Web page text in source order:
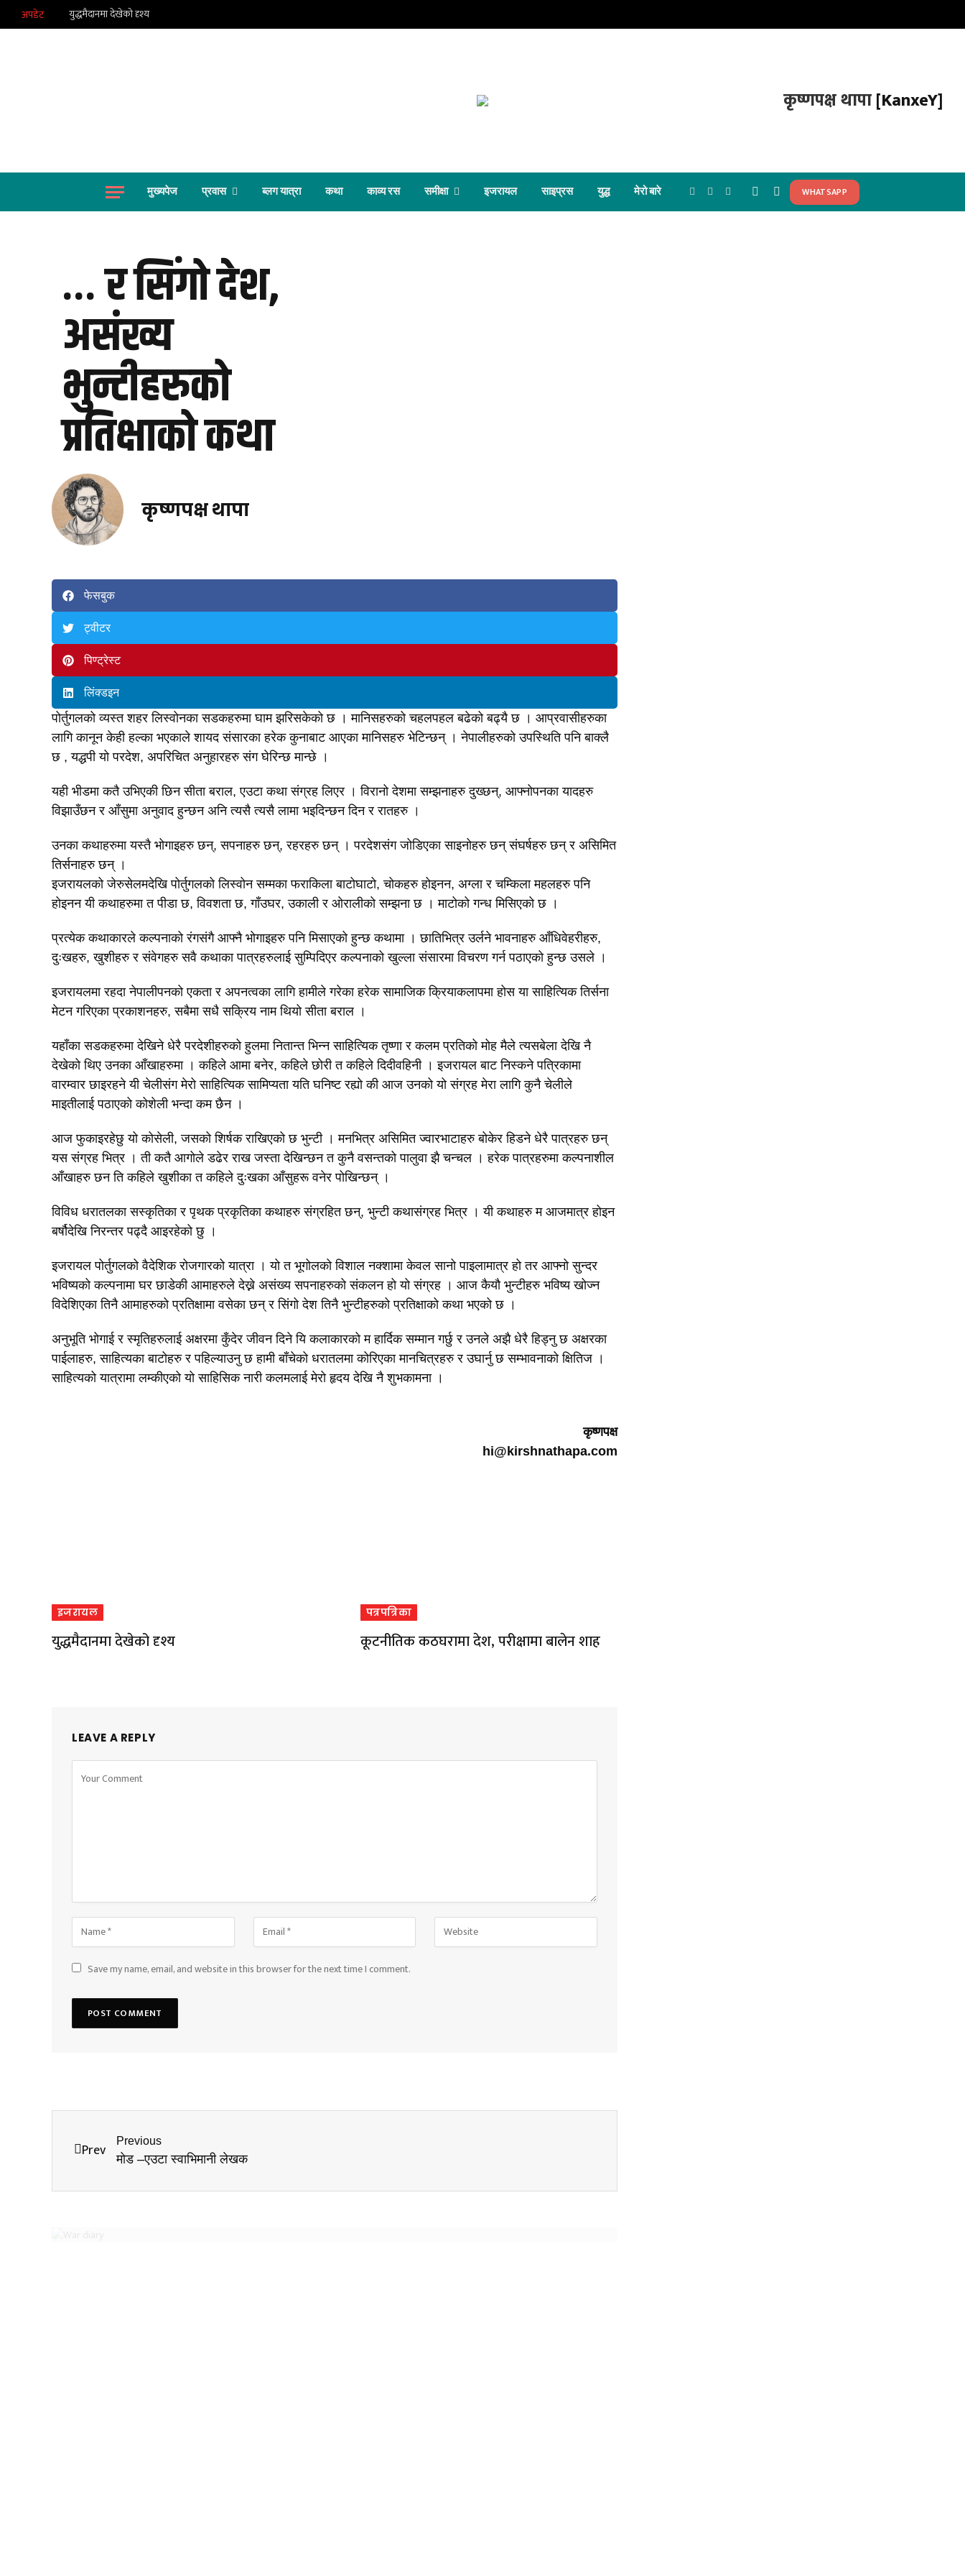
अपडेट युद्धमैदानमा देखेको दृश्य
कृष्णपक्ष थापा[KanxeY]
मुख्यपेज प्रवास ब्लग यात्रा कथा काव्य रस समीक्षा इजरायल साइप्रस युद्ध मेरो बारे Facebook
X
(Twitter)
Instagram WHATSAPP
… र सिंगो देश,
असंख्य
भुन्टीहरुको
प्रतिक्षाको कथा
कृष्णपक्ष थापा
फेसबुक
ट्वीटर
पिण्ट्रेस्ट
लिंक्डइन
पोर्तुगलको व्यस्त शहर लिस्वोनका सडकहरुमा घाम झरिसकेको छ । मानिसहरुको चहलपहल बढेको बढ्यै छ । आप्रवासीहरुका
लागि कानून केही हल्का भएकाले शायद संसारका हरेक कुनाबाट आएका मानिसहरु भेटिन्छन् । नेपालीहरुको उपस्थिति पनि बाक्लै
छ , यद्धपी यो परदेश, अपरिचित अनुहारहरु संग घेरिन्छ मान्छे ।
यही भीडमा कतै उभिएकी छिन सीता बराल, एउटा कथा संग्रह लिएर । विरानो देशमा सम्झनाहरु दुख्छन्, आफ्नोपनका यादहरु
विझाउँछन र आँसुमा अनुवाद हुन्छन अनि त्यसै त्यसै लामा भइदिन्छन दिन र रातहरु ।
उनका कथाहरुमा यस्तै भोगाइहरु छन्, सपनाहरु छन्, रहरहरु छन् । परदेशसंग जोडिएका साइनोहरु छन् संघर्षहरु छन् र असिमित
तिर्सनाहरु छन् ।
इजरायलको जेरुसेलमदेखि पोर्तुगलको लिस्वोन सम्मका फराकिला बाटोघाटो, चोकहरु होइनन, अग्ला र चम्किला महलहरु पनि
होइनन यी कथाहरुमा त पीडा छ, विवशता छ, गाँउघर, उकाली र ओरालीको सम्झना छ । माटोको गन्ध मिसिएको छ ।
प्रत्येक कथाकारले कल्पनाको रंगसंगै आफ्नै भोगाइहरु पनि मिसाएको हुन्छ कथामा । छातिभित्र उर्लने भावनाहरु आँधिवेहरीहरु,
दुःखहरु, खुशीहरु र संवेगहरु सवै कथाका पात्रहरुलाई सुम्पिदिएर कल्पनाको खुल्ला संसारमा विचरण गर्न पठाएको हुन्छ उसले ।
इजरायलमा रहदा नेपालीपनको एकता र अपनत्वका लागि हामीले गरेका हरेक सामाजिक क्रियाकलापमा होस या साहित्यिक तिर्सना
मेटन गरिएका प्रकाशनहरु, सबैमा सधै सक्रिय नाम थियो सीता बराल ।
यहाँका सडकहरुमा देखिने धेरै परदेशीहरुको हुलमा नितान्त भिन्न साहित्यिक तृष्णा र कलम प्रतिको मोह मैले त्यसबेला देखि नै
देखेको थिए उनका आँखाहरुमा । कहिले आमा बनेर, कहिले छोरी त कहिले दिदीवहिनी । इजरायल बाट निस्कने पत्रिकामा
वारम्वार छाइरहने यी चेलीसंग मेरो साहित्यिक सामिप्यता यति घनिष्ट रह्यो की आज उनको यो संग्रह मेरा लागि कुनै चेलीले
माइतीलाई पठाएको कोशेली भन्दा कम छैन ।
आज फुकाइरहेछु यो कोसेली, जसको शिर्षक राखिएको छ भुन्टी । मनभित्र असिमित ज्वारभाटाहरु बोकेर हिडने धेरै पात्रहरु छन्
यस संग्रह भित्र । ती कतै आगोले डढेर राख जस्ता देखिन्छन त कुनै वसन्तको पालुवा झै चन्चल । हरेक पात्रहरुमा कल्पनाशील
आँखाहरु छन ति कहिले खुशीका त कहिले दुःखका आँसुहरू वनेर पोखिन्छन् ।
विविध धरातलका सस्कृतिका र पृथक प्रकृतिका कथाहरु संग्रहित छन्, भुन्टी कथासंग्रह भित्र । यी कथाहरु म आजमात्र होइन
बर्षौदेखि निरन्तर पढ्दै आइरहेको छु ।
इजरायल पोर्तुगलको वैदेशिक रोजगारको यात्रा । यो त भूगोलको विशाल नक्शामा केवल सानो पाइलामात्र हो तर आफ्नो सुन्दर
भविष्यको कल्पनामा घर छाडेकी आमाहरुले देख्ने असंख्य सपनाहरुको संकलन हो यो संग्रह । आज कैयौ भुन्टीहरु भविष्य खोज्न
विदेशिएका तिनै आमाहरुको प्रतिक्षामा वसेका छन् र सिंगो देश तिनै भुन्टीहरुको प्रतिक्षाको कथा भएको छ ।
अनुभूति भोगाई र स्मृतिहरुलाई अक्षरमा कुँदेर जीवन दिने यि कलाकारको म हार्दिक सम्मान गर्छु र उनले अझै धेरै हिड्नु छ अक्षरका
पाईलाहरु, साहित्यका बाटोहरु र पहिल्याउनु छ हामी बाँचेको धरातलमा कोरिएका मानचित्रहरु र उघार्नु छ सम्भावनाको क्षितिज ।
साहित्यको यात्रामा लम्कीएको यो साहिसिक नारी कलमलाई मेरो हृदय देखि नै शुभकामना ।
कृष्णपक्ष
hi@kirshnathapa.com
इजरायल
युद्धमैदानमा देखेको दृश्य
पत्रपत्रिका
कूटनीतिक कठघरामा देश, परीक्षामा बालेन शाह
LEAVE A REPLY
Save my name, email, and website in this browser for the next time I comment.
Prev Previous
मोड –एउटा स्वाभिमानी लेखक